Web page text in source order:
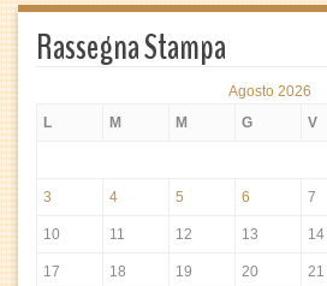
Rassegna Stampa
Agosto 2026
L
M M G V
3 4 5 6 7
10 11 12 13 14
17 18 19 20 21